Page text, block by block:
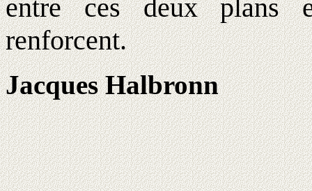
entre ces deux plans
renforcent.
Jacques Halbronn